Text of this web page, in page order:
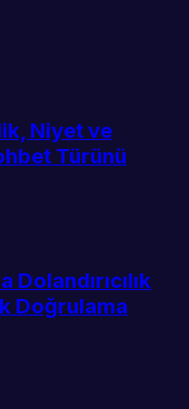
Niyet ve
Türünü
Doğrulama